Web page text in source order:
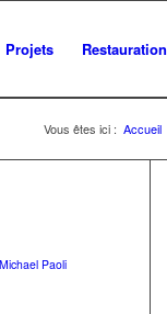
Projets Restauration
Vous êtes ici : Accueil
Michael Paoli